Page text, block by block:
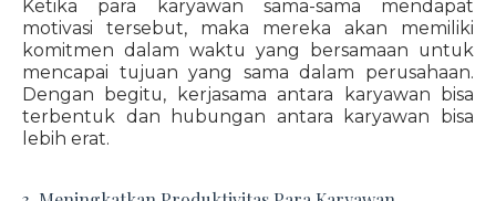
Ketika para karyawan sama-sama mendapat
motivasi tersebut, maka mereka akan memiliki
komitmen dalam waktu yang bersamaan untuk
mencapai tujuan yang sama dalam perusahaan.
Dengan begitu, kerjasama antara karyawan bisa
terbentuk dan hubungan antara karyawan bisa
lebih erat.